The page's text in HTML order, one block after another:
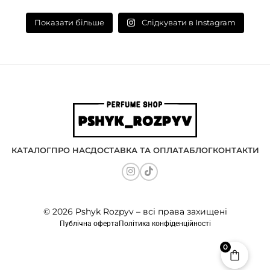
Показати більше Слідкувати в Instagram
КАТАЛОГПРО НАСДОСТАВКА ТА ОПЛАТАБЛОГКОНТАКТИ
© 2026 Pshyk Rozpyv – всі права захищені
Публічна офертаПолітика конфіденційності
0